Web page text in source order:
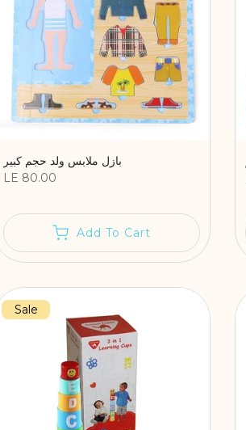
بازل ملابس ولد حجم كبير
LE 80.00
Add To Cart
Sale